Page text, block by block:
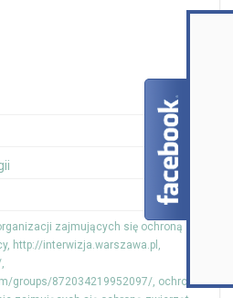
zajmujących się ochroną
, http://interwizja.warszawa.pl ,
,
groups/872034219952097/, ochrona